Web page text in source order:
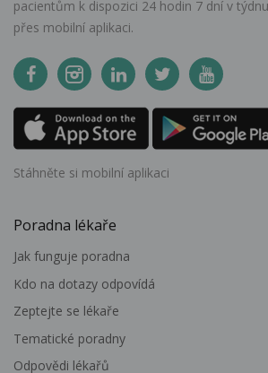
pacientům k dispozici 24 hodin 7 dní v
přes mobilní aplikaci.
Stáhněte si mobilní aplikaci
Poradna lékaře
Jak funguje poradna
Kdo na dotazy odpovídá
Zeptejte se lékaře
Tematické poradny
Odpovědi lékařů